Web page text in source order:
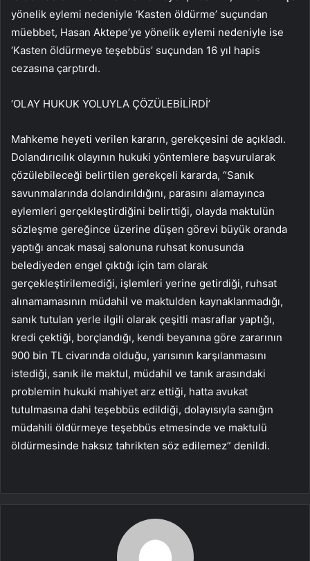
yönelik eylemi nedeniyle ‘Kasten öldürme’ suçundan
müebbet, Hasan Aktepe’ye yönelik eylemi nedeniyle ise
‘Kasten öldürmeye teşebbüs’ suçundan 16 yıl hapis
cezasına çarptırdı.
‘OLAY HUKUK YOLUYLA ÇÖZÜLEBİLİRDİ’
Mahkeme heyeti verilen kararın, gerekçesini de açıkladı.
Dolandırıcılık olayının hukuki yöntemlere başvurularak
çözülebileceği belirtilen gerekçeli kararda, “Sanık
savunmalarında dolandırıldığını, parasını alamayınca
eylemleri gerçekleştirdiğini belirttiği, olayda maktulün
sözleşme gereğince üzerine düşen görevi büyük oranda
yaptığı ancak masaj salonuna ruhsat konusunda
belediyeden engel çıktığı için tam olarak
gerçekleştirilemediği, işlemleri yerine getirdiği, ruhsat
alınamamasının müdahil ve maktulden kaynaklanmadığı,
sanık tutulan yerle ilgili olarak çeşitli masraflar yaptığı,
kredi çektiği, borçlandığı, kendi beyanına göre zararının
900 bin TL civarında olduğu, yarısının karşılanmasını
istediği, sanık ile maktul, müdahil ve tanık arasındaki
problemin hukuki mahiyet arz ettiği, hatta avukat
tutulmasına dahi teşebbüs edildiği, dolayısıyla sanığın
müdahili öldürmeye teşebbüs etmesinde ve maktulü
öldürmesinde haksız tahrikten söz edilemez” denildi.